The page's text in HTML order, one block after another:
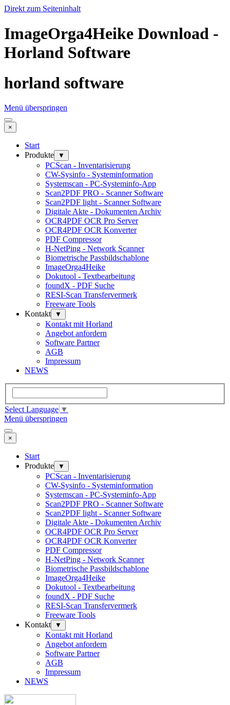
Direkt zum Seiteninhalt
ImageOrga4Heike Download -
Horland Software
horland software
Menü überspringen
×
Start
Produkte
▼
PCScan - Inventarisierung
CW-Sysinfo - Systeminformation
Systemscan - PC-Systeminfo-App
Scan2PDF PRO - Scanner Software
Scan2PDF light - Scanner Software
Digitale Akte - Dokumenten Archiv
OCR4PDF OCR Pro Server
OCR4PDF OCR Konverter
PDF Compressor
H-NetPing - Network Scanner
Biometrische Passbildschablone
ImageOrga4Heike
Dokutool - Textbearbeitung
foundX - PDF Suche
RESI-Scan Transfervermerk
Freeware Tools
Kontakt
▼
Kontakt mit Horland
Angebot anfordern
Software Partner
AGB
Impressum
NEWS
Select Language ▼
Menü überspringen
×
Start
Produkte
▼
PCScan - Inventarisierung
CW-Sysinfo - Systeminformation
Systemscan - PC-Systeminfo-App
Scan2PDF PRO - Scanner Software
Scan2PDF light - Scanner Software
Digitale Akte - Dokumenten Archiv
OCR4PDF OCR Pro Server
OCR4PDF OCR Konverter
PDF Compressor
H-NetPing - Network Scanner
Biometrische Passbildschablone
ImageOrga4Heike
Dokutool - Textbearbeitung
foundX - PDF Suche
RESI-Scan Transfervermerk
Freeware Tools
Kontakt
▼
Kontakt mit Horland
Angebot anfordern
Software Partner
AGB
Impressum
NEWS